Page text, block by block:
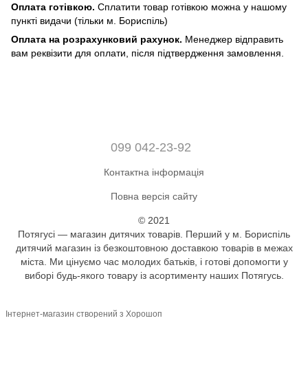
Оплата готівкою. Сплатити товар готівкою можна у нашому
пункті видачи (тільки м. Бориспіль)
Оплата на розрахунковий рахунок. Менеджер відправить
вам реквізити для оплати, після підтвердження замовлення.
099 042-23-92
Контактна інформація
Повна версія сайту
© 2021
Потягусі — магазин дитячих товарів. Перший у м. Бориспіль
дитячий магазин із безкоштовною доставкою товарів в межах
міста. Ми цінуємо час молодих батьків, і готові допомогти у
виборі будь-якого товару із асортименту наших Потягусь.
Інтернет-магазин створений з Хорошоп